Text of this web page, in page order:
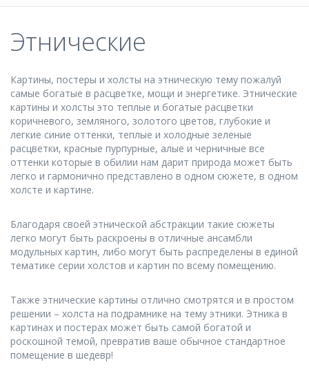
Этнические
Картины, постеры и холсты на этническую тему пожалуй
самые богатые в расцветке, мощи и энергетике. Этнические
картины и холсты это теплые и богатые расцветки
коричневого, земляного, золотого цветов, глубокие и
легкие синие оттенки, теплые и холодные зеленые
расцветки, красные пурпурные, алые и черничные все
оттенки которые в обилии нам дарит природа может быть
легко и гармонично представлено в одном сюжете, в одном
холсте и картине.
Благодаря своей этнической абстракции такие сюжеты
легко могут быть раскроены в отличные ансамбли
модульных картин, либо могут быть распределены в единой
тематике серии холстов и картин по всему помещению.
Также этнические картины отлично смотрятся и в простом
решении – холста на подрамнике на тему этники. Этника в
картинах и постерах может быть самой богатой и
роскошной темой, превратив ваше обычное стандартное
помещение в шедевр!